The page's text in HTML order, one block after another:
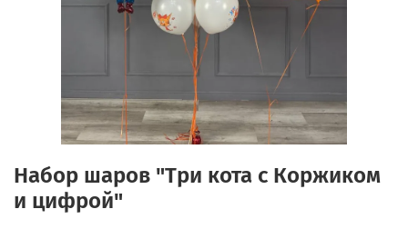
Набор шаров "Три кота с Коржиком
и цифрой"